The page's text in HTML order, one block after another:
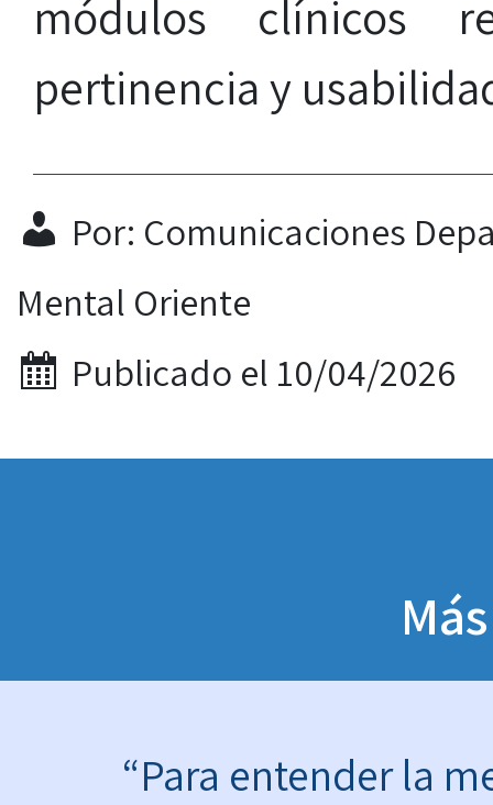
módulos clínicos
pertinencia y
Por: Comunicaciones
Mental Oriente
Publicado el 10/04/2026
“Para entender la